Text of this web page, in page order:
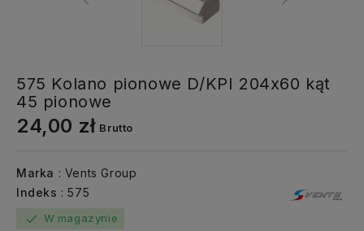
575 Kolano pionowe D/KPI 204x60 kąt
45 pionowe
24,00 zł Brutto
Marka : Vents Group
Indeks : 575
check W magazynie